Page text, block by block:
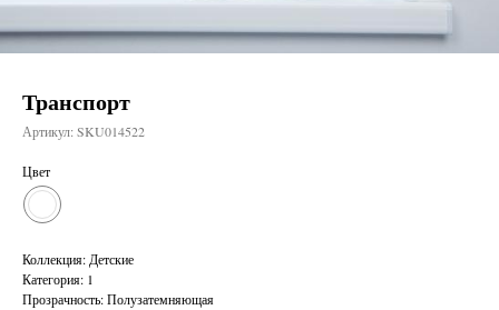
Транспорт
Артикул: SKU014522
Цвет
Коллекция: Детские
Категория: 1
Прозрачность: Полузатемняющая